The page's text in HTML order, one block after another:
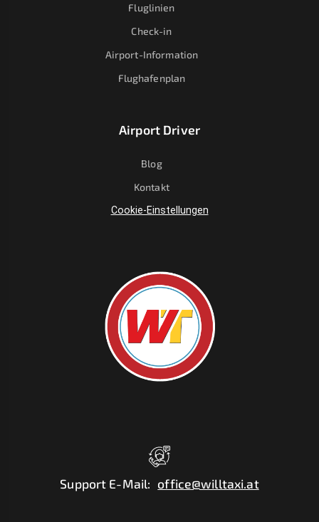
Fluglinien
Check-in
Airport-Information
Flughafenplan
Airport Driver
Blog
Kontakt
Cookie-Einstellungen
Support E-Mail: office@willtaxi.at